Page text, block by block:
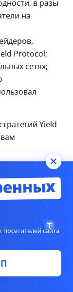
в разы
на
Protocol;
сетях;
Yield
сайта